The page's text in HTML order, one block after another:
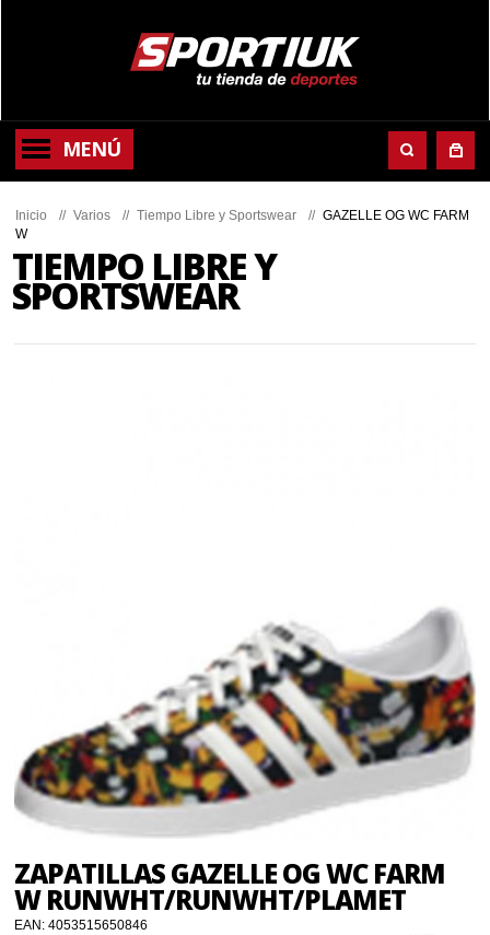
MENÚ
Inicio // Varios // Tiempo Libre y Sportswear // GAZELLE OG WC FARM
W
TIEMPO LIBRE Y
SPORTSWEAR
ZAPATILLAS GAZELLE OG WC FARM
W RUNWHT/RUNWHT/PLAMET
EAN:4053515650846